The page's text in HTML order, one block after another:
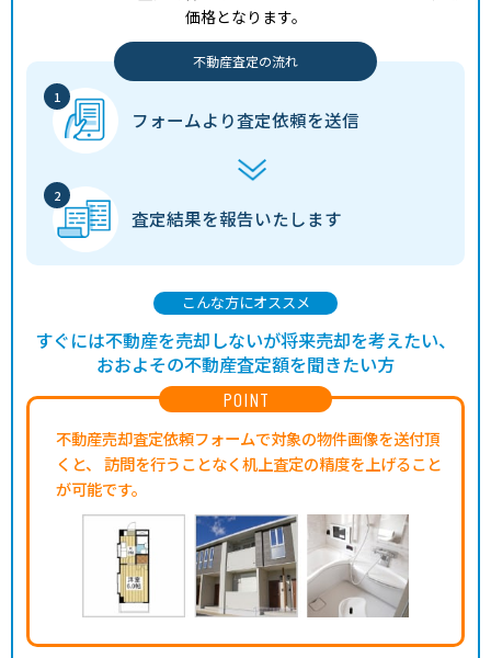
価格となります。
不動産査定の流れ
フォームより査定依頼を送信
査定結果を報告いたします
POINT
不動産売却査定依頼フォームで対象の物件画像を送付頂
くと、
訪問を行うことなく机上査定の精度を上げること
が可能です。
こんな方にオススメ
すぐには不動産を売却しないが将来売却を考えたい、
おおよその不動産査定額を聞きたい方